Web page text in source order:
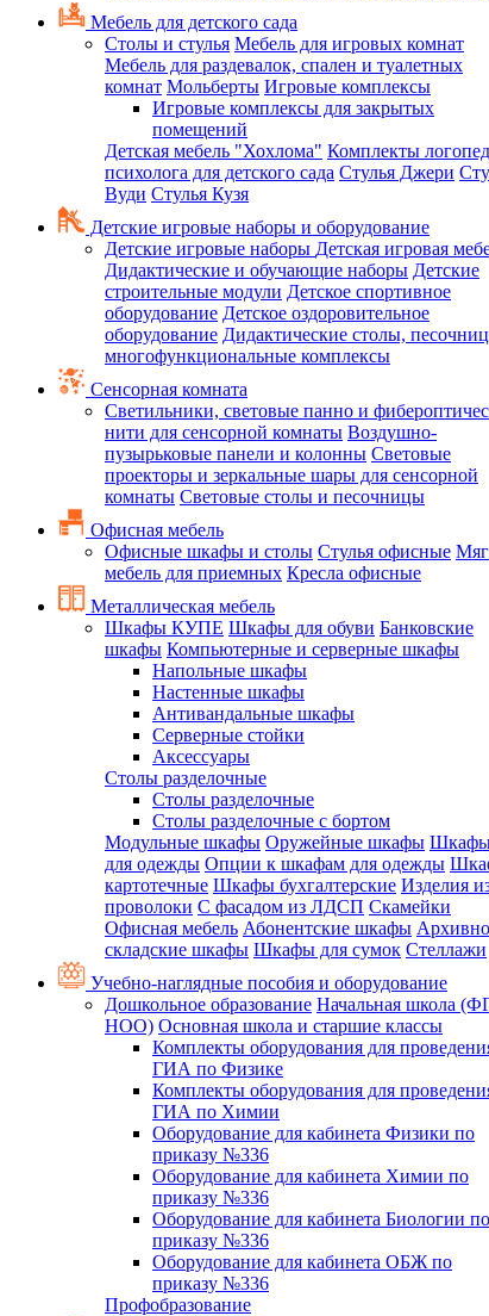
Мебель для детского сада
Столы и стулья Мебель для игровых комнат
Мебель для раздевалок, спален и туалетных
комнат Мольберты Игровые комплексы
Игровые комплексы для закрытых
помещений
Детская мебель "Хохлома" Комплекты
психолога для детского сада Стулья Джери
Вуди Стулья Кузя
Детские игровые наборы и оборудование
Детские игровые наборы Детская игровая
Дидактические и обучающие наборы Детские
строительные модули Детское спортивное
оборудование Детское оздоровительное
оборудование Дидактические столы,
многофункциональные комплексы
Сенсорная комната
Светильники, световые панно и
нити для сенсорной комнаты Воздушно-
пузырьковые панели и колонны Световые
проекторы и зеркальные шары для сенсорной
комнаты Световые столы и песочницы
Офисная мебель
Офисные шкафы и столы Стулья офисные
мебель для приемных Кресла офисные
Металлическая мебель
Шкафы КУПЕ Шкафы для обуви Банковские
шкафы Компьютерные и серверные шкафы
Напольные шкафы
Настенные шкафы
Антивандальные шкафы
Серверные стойки
Аксессуары
Столы разделочные
Столы разделочные
Столы разделочные с бортом
Модульные шкафы Оружейные шкафы
для одежды Опции к шкафам для одежды
картотечные Шкафы бухгалтерские Изделия
проволоки С фасадом из ЛДСП Скамейки
Офисная мебель Абонентские шкафы
складские шкафы Шкафы для сумок Стеллажи
Учебно-наглядные пособия и оборудование
Дошкольное образование Начальная школа
НОО) Основная школа и старшие классы
Комплекты оборудования для
ГИА по Физике
Комплекты оборудования для
ГИА по Химии
Оборудование для кабинета Физики по
приказу №336
Оборудование для кабинета Химии по
приказу №336
Оборудование для кабинета Биологии по
приказу №336
Оборудование для кабинета ОБЖ по
приказу №336
Профобразование